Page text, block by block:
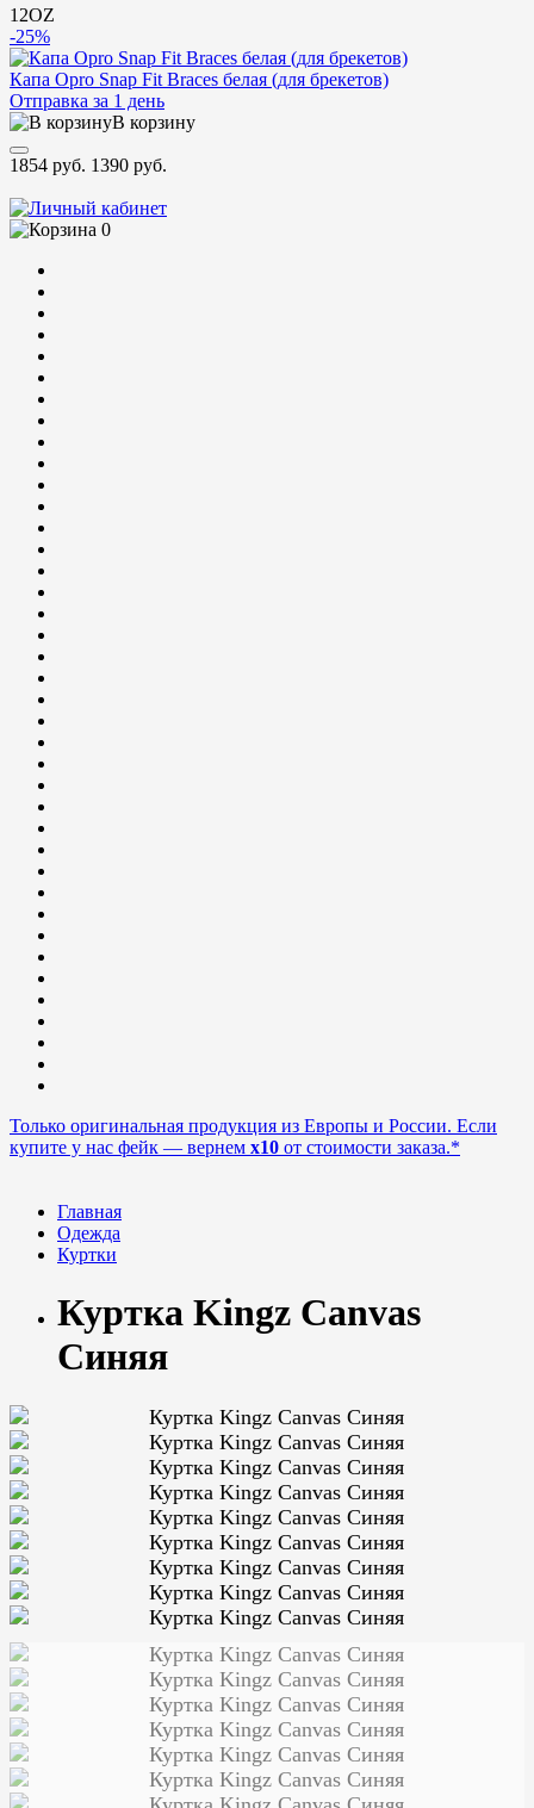
12OZ
-25%
Капа Opro Snap Fit Braces белая (для брекетов)
Отправка за 1 день
В корзину
1854 руб. 1390 руб.
0
Только оригинальная продукция из Европы и России. Если
купите у нас фейк — вернем x10 от стоимости заказа.*
Главная
Одежда
Куртки
Куртка Kingz Canvas
Синяя